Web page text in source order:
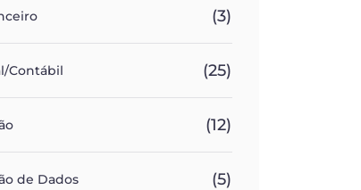
(3)
Contábil (25)
(12)
de Dados (5)